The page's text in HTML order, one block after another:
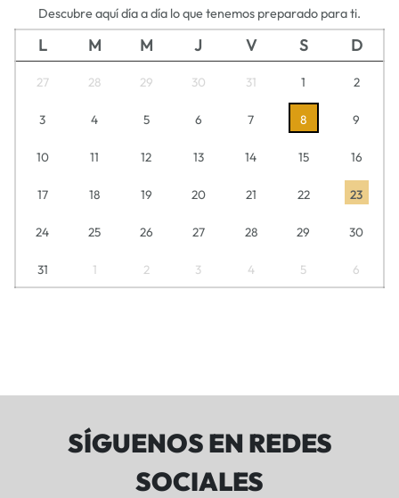
Descubre aquí día a día lo que tenemos preparado para ti.
L M M J V S D
27 28 29 30 31 1 2
3 4 5 6 7 8 9
10 11 12 13 14 15 16
17 18 19 20 21 22 23
24 25 26 27 28 29 30
31 1 2 3 4 5 6
SÍGUENOS EN REDES
SOCIALES